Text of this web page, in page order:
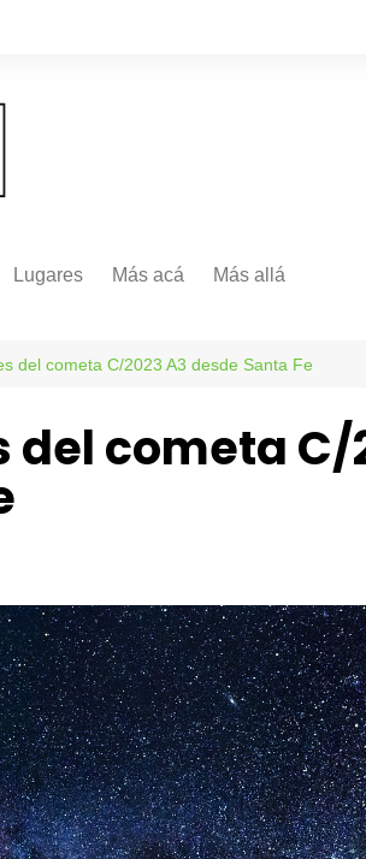
Lugares Más acá Más allá
Internacionales
del cometa C/2023 A3 desde Santa Fe
cometa C/